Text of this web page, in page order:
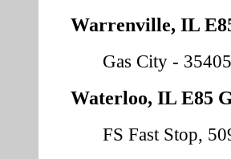
Warrenville, IL
Gas City -
Waterloo, IL E85
FS Fast Stop,